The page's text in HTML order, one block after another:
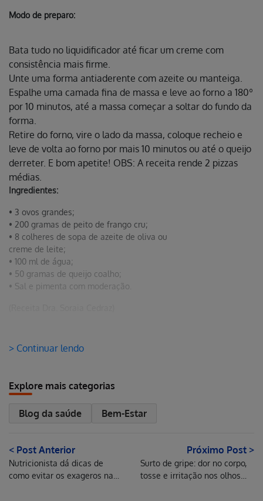
Modo de preparo:
Bata tudo no liquidificador até ficar um creme com
consistência mais firme.
Unte uma forma antiaderente com azeite ou manteiga.
Espalhe uma camada fina de massa e leve ao forno a 180º
por 10 minutos, até a massa começar a soltar do fundo da
forma.
Retire do forno, vire o lado da massa, coloque recheio e
leve de volta ao forno por mais 10 minutos ou até o queijo
derreter. E bom apetite! OBS: A receita rende 2 pizzas
médias.
Ingredientes:
• 3 ovos grandes;
• 200 gramas de peito de frango cru;
• 8 colheres de sopa de azeite de oliva ou
creme de leite;
• 100 ml de água;
• 50 gramas de queijo coalho;
• Sal e pimenta com moderação.
> Continuar lendo
Explore mais categorias
Blog da saúde Bem-Estar
< Post Anterior
Nutricionista dá dicas de
como evitar os exageros nas
Próximo Post >
Surto de gripe: dor no corpo,
tosse e irritação nos olhos